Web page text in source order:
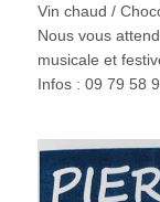
Vin chaud /
Nous vous
musicale et
Infos : 09 79 58